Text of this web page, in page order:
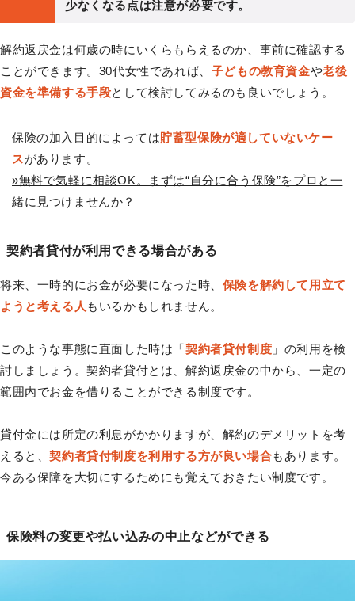
少なくなる点は注意が必要です。
解約返戻金は何歳の時にいくらもらえるのか、事前に確認する
ことができます。30代女性であれば、 子どもの教育資金や老後
資金を準備する手段として検討してみるのも良いでしょう。
保険の加入目的によっては貯蓄型保険が適していないケー
スがあります。
»無料で気軽に相談OK。まずは“自分に合う保険”をプロと一
緒に見つけませんか？
契約者貸付が利用できる場合がある
将来、一時的にお金が必要になった時、 保険を解約して用立て
ようと考える人 もいるかもしれません。
このような事態に直面した時は「契約者貸付制度 」の利用を検
討しましょう。契約者貸付とは、解約返戻金の中から、一定の
範囲内でお金を借りることができる制度です。
貸付金には所定の利息がかかりますが、解約のデメリットを考
えると、契約者貸付制度を利用する方が良い場合もあります。
今ある保障を大切にするためにも覚えておきたい制度です。
保険料の変更や払い込みの中止などができる